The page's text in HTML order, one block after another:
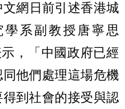
網日前引述香港城
系副教授唐寧思
，「中國政府已經
他們處理這場危機
到社會的接受與認